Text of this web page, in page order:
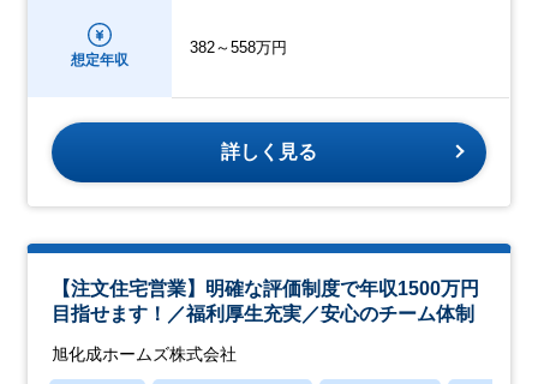
想定年収
382～558万円
詳しく見る
【注文住宅営業】明確な評価制度で年収1500万円
目指せます！／福利厚生充実／安心のチーム体制
旭化成ホームズ株式会社